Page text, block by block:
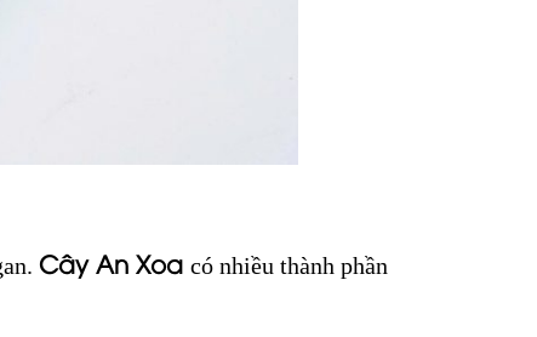
Cây An Xoa có nhiều thành phần